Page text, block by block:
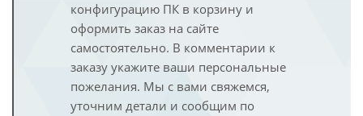
конфигурацию ПК в корзину и
оформить заказ на сайте
самостоятельно. В комментарии к
заказу укажите ваши персональные
пожелания. Мы с вами свяжемся,
уточним детали и сообщим по